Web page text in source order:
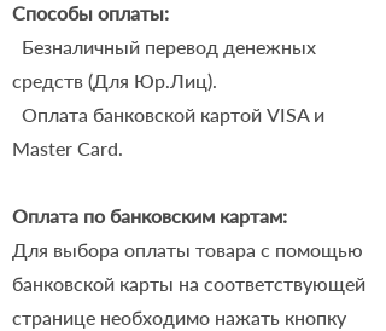
Способы оплаты:
Безналичный перевод денежных
средств (Для Юр.Лиц).
Оплата банковской картой VISA и
Master Card.
Оплата по банковским картам:
Для выбора оплаты товара с помощью
банковской карты на соответствующей
странице необходимо нажать кнопку